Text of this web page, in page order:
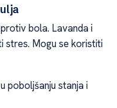
bola. Lavanda i
stres. Mogu se koristiti
poboljšanju stanja i